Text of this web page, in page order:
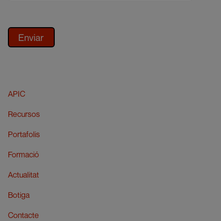
APIC
Recursos
Portafolis
Formació
Actualitat
Botiga
Contacte